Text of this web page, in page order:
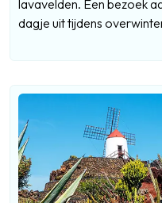
lavavelden. Een bezoek
dagje uit tijdens